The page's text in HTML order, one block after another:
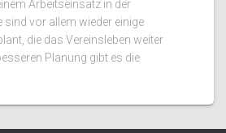
Arbeitseinsatz in der
vor allem wieder einige
die das Vereinsleben weiter
Planung gibt es die